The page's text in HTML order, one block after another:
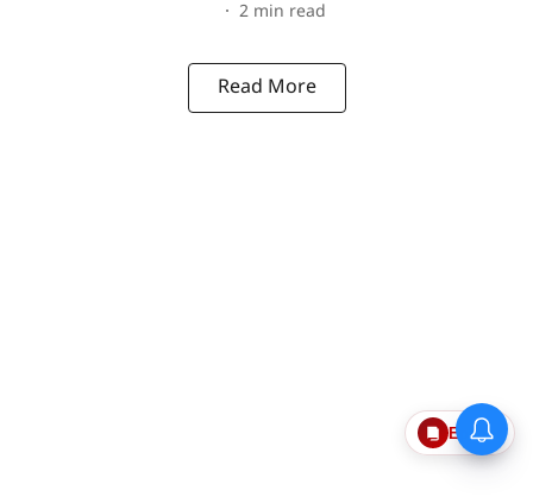
2 min read
Read More
Epaper